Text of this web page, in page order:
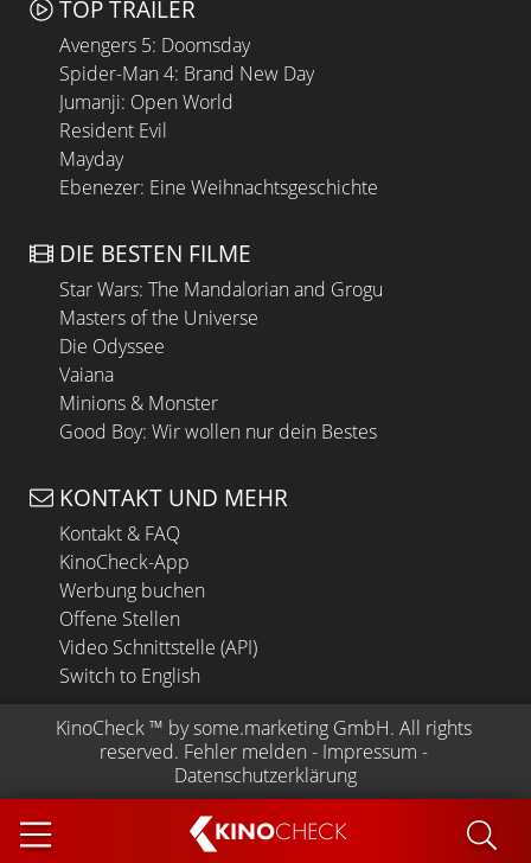
KINOCHECK
TOP TRAILER
Avengers 5: Doomsday
Spider-Man 4: Brand New Day
Jumanji: Open World
Resident Evil
Mayday
Ebenezer: Eine Weihnachtsgeschichte
DIE BESTEN FILME
Star Wars: The Mandalorian and Grogu
Masters of the Universe
Die Odyssee
Vaiana
Minions & Monster
Good Boy: Wir wollen nur dein Bestes
KONTAKT UND MEHR
Kontakt & FAQ
KinoCheck-App
Werbung buchen
Offene Stellen
Video Schnittstelle (API)
Switch to English
KinoCheck ™ by some.marketing GmbH. All rights
reserved. Fehler melden - Impressum -
Datenschutzerklärung